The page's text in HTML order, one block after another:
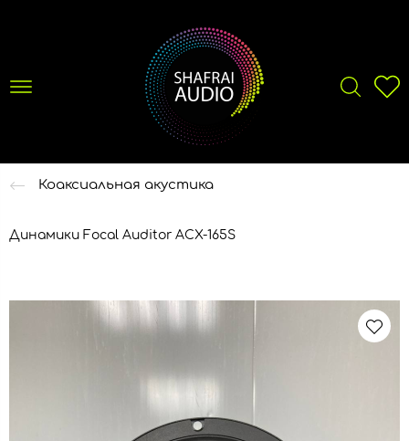
Коаксиальная акустика
Динамики Focal Auditor ACX-165S